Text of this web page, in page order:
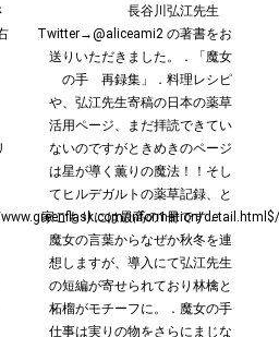
information/
長谷川弘江先生
Twitter→@aliceami2 の著書をお
送りいただきました。．「魔女
の手 再録集」．料理レシピ
や、弘江先生寄稿の日本の薬草
活用ページ、まだ拝読できてい
ないのですがときめきのページ
は星が導く薫りの魔法！！そし
てヒルデガルトの薬草記録、と
家ごもりには最高の1冊です．．
魔女の言葉からなぜか秋冬を連
想しますが、導入にて弘江先生
の短編が寄せられており林檎と
柘榴がモチーフに。．魔女の手
仕事は実りの物をさらにまじな